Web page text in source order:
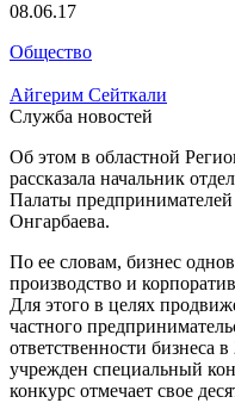
08.06.17
Общество
Айгерим Сейткали
Служба новостей
Об этом в областной
рассказала начальник
Палаты
Онгарбаева.
По ее словам, бизнес
производство и
Для этого в целях
частного
ответственности бизнеса
учрежден специальный
конкурс отмечает свое